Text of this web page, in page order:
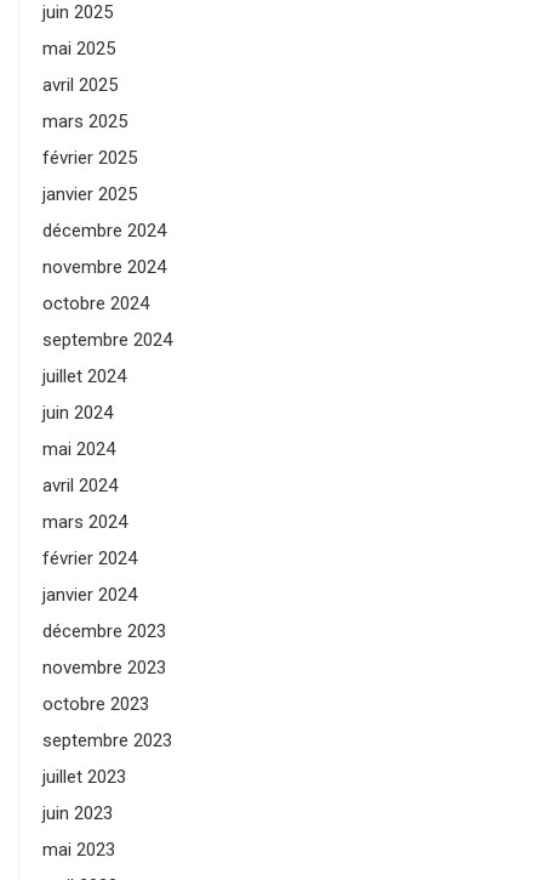
juin 2025
mai 2025
avril 2025
mars 2025
février 2025
janvier 2025
décembre 2024
novembre 2024
octobre 2024
septembre 2024
juillet 2024
juin 2024
mai 2024
avril 2024
mars 2024
février 2024
janvier 2024
décembre 2023
novembre 2023
octobre 2023
septembre 2023
juillet 2023
juin 2023
mai 2023